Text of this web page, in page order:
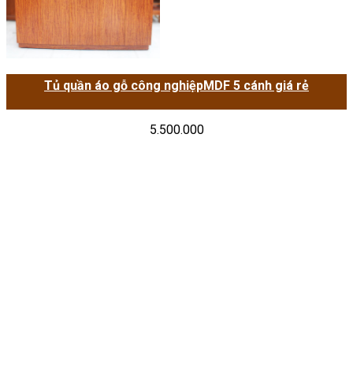
Tủ quần áo gỗ công nghiệpMDF 5 cánh giá rẻ
5.500.000